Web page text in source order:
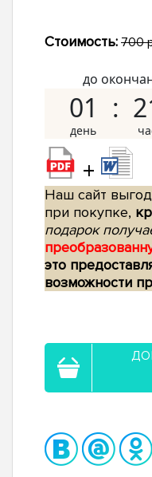
Стоимость: 700
до
01
+
Наш сайт
при покупке,
подарок
это
возможности